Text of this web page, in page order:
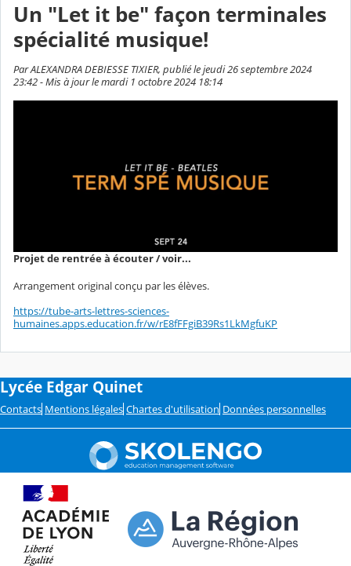
Un "Let it be" façon terminales
spécialité musique!
Par ALEXANDRA DEBIESSE TIXIER, publié le jeudi 26 septembre 2024
23:42 - Mis à jour le mardi 1 octobre 2024 18:14
Projet de rentrée à écouter / voir...
Arrangement original conçu par les élèves.
https://tube-arts-lettres-sciences-
humaines.apps.education.fr/w/rE8fFFgiB39Rs1LkMgfuKP
Lycée Edgar Quinet
Contacts Mentions légales Chartes d'utilisation Données personnelles